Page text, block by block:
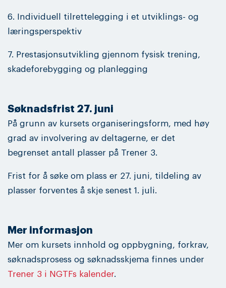
6. Individuell tilrettelegging i et utviklings- og
læringsperspektiv
7. Prestasjonsutvikling gjennom fysisk trening,
skadeforebygging og planlegging
Søknadsfrist 27. juni
På grunn av kursets organiseringsform, med høy
grad av involvering av deltagerne, er det
begrenset antall plasser på Trener 3.
Frist for å søke om plass er 27. juni, tildeling av
plasser forventes å skje senest 1. juli.
Mer informasjon
Mer om kursets innhold og oppbygning, forkrav,
søknadsprosess og søknadsskjema finnes under
Trener 3 i NGTFs kalender.